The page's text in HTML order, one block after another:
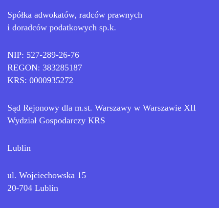
Spółka adwokatów, radców prawnych
i doradców podatkowych sp.k.
NIP: 527-289-26-76
REGON: 383285187
KRS: 0000935272
Sąd Rejonowy dla m.st. Warszawy w Warszawie XII
Wydział Gospodarczy KRS
Lublin
ul. Wojciechowska 15
20-704 Lublin